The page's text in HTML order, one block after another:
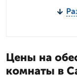
Цены на
комнаты в